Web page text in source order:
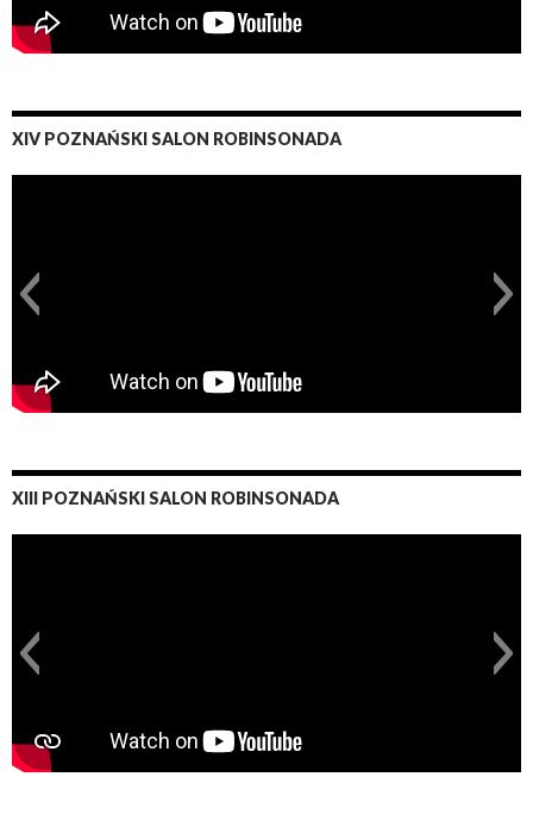
XIV POZNAŃSKI SALON ROBINSONADA
XIII POZNAŃSKI SALON ROBINSONADA